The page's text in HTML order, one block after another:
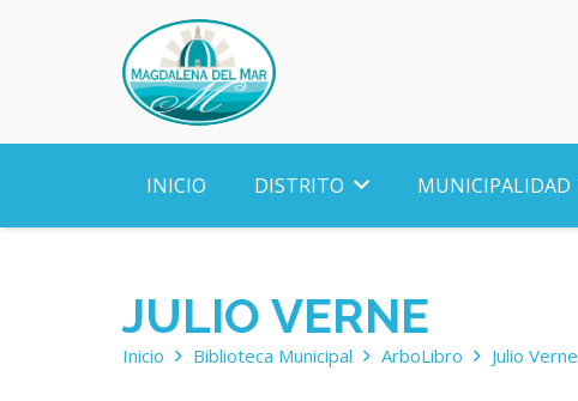
INICIO DISTRITO MUNICIPALIDAD
JULIO VERNE
Inicio Biblioteca Municipal ArboLibro Julio Verne